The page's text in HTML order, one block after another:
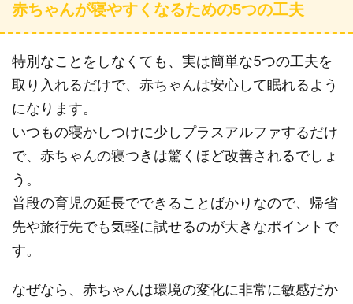
赤ちゃんが寝やすくなるための5つの工夫
特別なことをしなくても、実は簡単な5つの工夫を
取り入れるだけで、赤ちゃんは安心して眠れるよう
になります。
いつもの寝かしつけに少しプラスアルファするだけ
で、赤ちゃんの寝つきは驚くほど改善されるでしょ
う。
普段の育児の延長でできることばかりなので、帰省
先や旅行先でも気軽に試せるのが大きなポイントで
す。
なぜなら、赤ちゃんは環境の変化に非常に敏感だか